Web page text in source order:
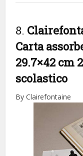
8.
Carta
29.7×42 cm
scolastico
By Clairefontaine